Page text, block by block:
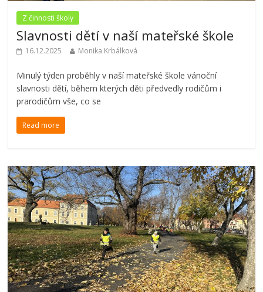
Z činnosti školy
Slavnosti dětí v naší mateřské škole
16.12.2025 Monika Krbálková
Minulý týden proběhly v naší mateřské škole vánoční
slavnosti dětí, během kterých děti předvedly rodičům i
prarodičům vše, co se
Read more